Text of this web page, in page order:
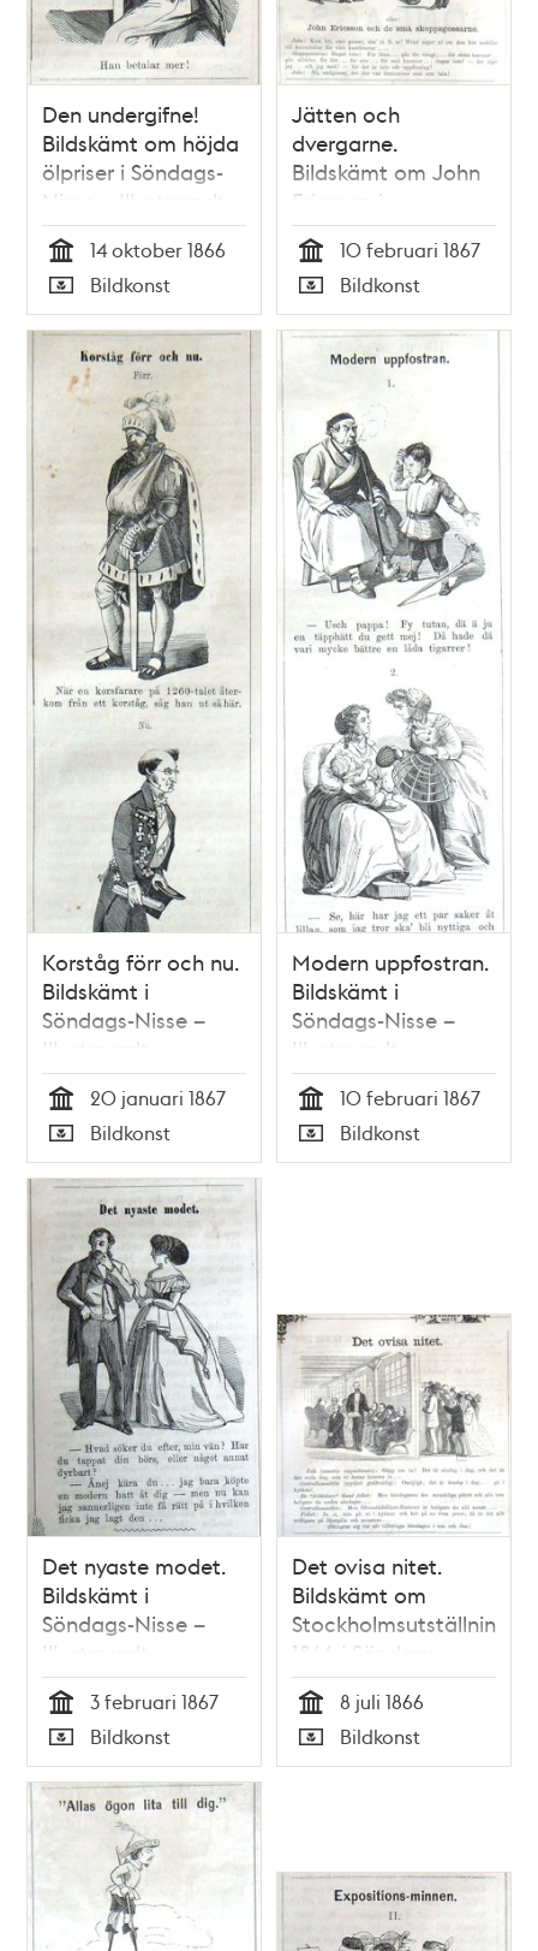
Den undergifne!
Bildskämt om höjda
ölpriser i Söndags-
Nisse – Illustreradt
Veckoblad för
Skämt, Humor och
Satir, nr 42, den 14
oktober 1866
Tid
14 oktober 1866
Typ
Bildkonst
Jätten och
dvergarne.
Bildskämt om John
Ericsson i
<i>Söndags-Nisse –
Illustreradt
Veckoblad för
Skämt, Humor och
Satir</i>, nr 6, den
10 februari 1867
Tid
10 februari 1867
Typ
Bildkonst
Korståg förr och nu.
Bildskämt i
Söndags-Nisse –
Illustreradt
Veckoblad för
Skämt, Humor och
Satir, nr 3, den 20
januari 1867
Tid
20 januari 1867
Typ
Bildkonst
Modern uppfostran.
Bildskämt i
Söndags-Nisse –
Illustreradt
Veckoblad för
Skämt, Humor och
Satir, nr 6, den 10
februari 1867
Tid
10 februari 1867
Typ
Bildkonst
Det nyaste modet.
Bildskämt i
Söndags-Nisse –
Illustreradt
Veckoblad för
Skämt, Humor och
Satir, nr 5, den 3
februari 1867
Tid
3 februari 1867
Typ
Bildkonst
Det ovisa nitet.
Bildskämt om
Stockholmsutställningen
1866 i Söndags-
Nisse – Illustreradt
Veckoblad för
Skämt, Humor och
Satir, nr 28, den 8
Tid
8 juli 1866
Typ
Bildkonst